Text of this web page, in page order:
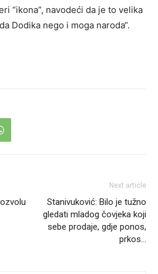
“ikona”, navodeći da je to velika
Dodika nego i moga naroda“.
Next article
Stanivuković: Bilo je tužno
gledati mladog čovjeka koji
sebe prodaje, gdje ponos,
prkos…